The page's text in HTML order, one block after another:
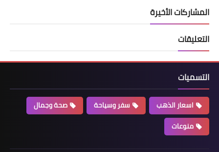
المشاركات الأخيرة
التعليقات
التسميات
اسعار الذهب سفر وسياحة
صحة وجمال
منوعات